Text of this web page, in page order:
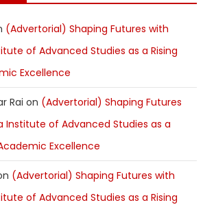
(Advertorial) Shaping Futures with
of Advanced Studies as a Rising
Excellence
Rai on (Advertorial) Shaping Futures
Institute of Advanced Studies as a
Excellence
(Advertorial) Shaping Futures with
of Advanced Studies as a Rising